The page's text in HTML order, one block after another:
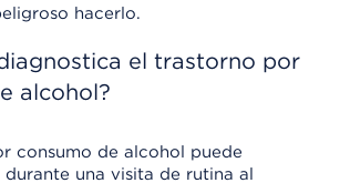
hacerlo.
el trastorno por
alcohol?
consumo de alcohol puede
una visita de rutina al